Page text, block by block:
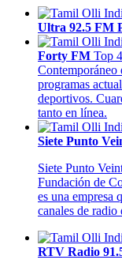
Ultra 92.5 FM
Forty FM Top
Contemporáneo
programas
deportivos.
tanto en línea.
Siete Punto
Siete Punto
Fundación de
es una empresa
canales de radio
RTV Radio